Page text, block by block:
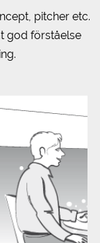
pitcher etc.
god förståelse